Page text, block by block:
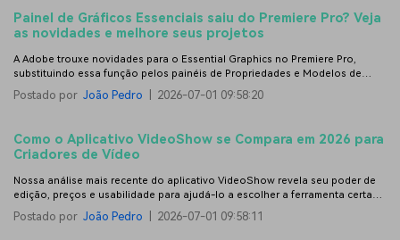
Painel de Gráficos Essenciais saiu do Premiere Pro? Veja
as novidades e melhore seus projetos
A Adobe trouxe novidades para o Essential Graphics no Premiere Pro,
substituindo essa função pelos painéis de Propriedades e Modelos de
Gráficos. Descubra o que mudou e saiba como se adaptar rapidinho à nova
interface para turbinar seus projetos.
Postado por João Pedro 2026-07-01 09:58:20
Como o Aplicativo VideoShow se Compara em 2026 para
Criadores de Vídeo
Nossa análise mais recente do aplicativo VideoShow revela seu poder de
edição, preços e usabilidade para ajudá-lo a escolher a ferramenta certa
para seus projetos de vídeo.
Postado por João Pedro 2026-07-01 09:58:11